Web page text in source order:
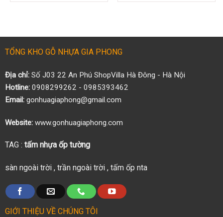
TỔNG KHO GỖ NHỰA GIA PHONG
Địa chỉ:Số J03 22 An Phú ShopVilla Hà Đông - Hà Nội
Hotline:0908299262 - 0985393462
Email:gonhuagiaphong@gmail.com
Website:www.gonhuagiaphong.com
TAG : tấm nhựa ốp tường
sàn ngoài trời, trần ngoài trời, tấm ốp nta
GIỚI THIỆU VỀ CHÚNG TÔI